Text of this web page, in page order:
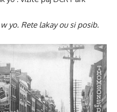
yo. Rete lakay ou si posib.